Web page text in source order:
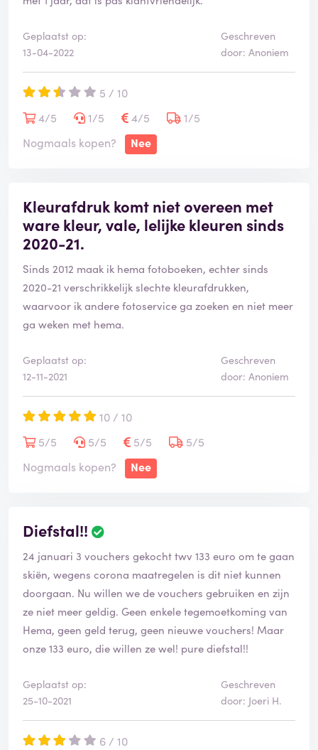
Geplaatst op:
13-04-2022
Geschreven
door: Anoniem
5 / 10
4/5
1/5 4/5
1/5
Nogmaals kopen?
Nee
Kleurafdruk komt niet overeen met
ware kleur, vale, lelijke kleuren sinds
2020-21.
Sinds 2012 maak ik hema fotoboeken, echter sinds
2020-21 verschrikkelijk slechte kleurafdrukken,
waarvoor ik andere fotoservice ga zoeken en niet meer
ga weken met hema.
Geplaatst op:
12-11-2021
Geschreven
door: Anoniem
10 / 10
5/5
5/5 5/5
5/5
Nogmaals kopen?
Nee
Diefstal!!
24 januari 3 vouchers gekocht twv 133 euro om te gaan
skiën, wegens corona maatregelen is dit niet kunnen
doorgaan. Nu willen we de vouchers gebruiken en zijn
ze niet meer geldig. Geen enkele tegemoetkoming van
Hema, geen geld terug, geen nieuwe vouchers! Maar
onze 133 euro, die willen ze wel! pure diefstal!!
Geplaatst op:
25-10-2021
Geschreven
door: Joeri H.
6 / 10